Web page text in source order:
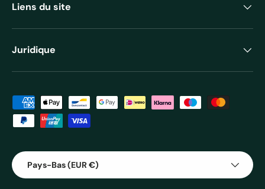
Liens du site
Juridique
Moyens de paiement acceptés
Pays
Pays-Bas (EUR €)